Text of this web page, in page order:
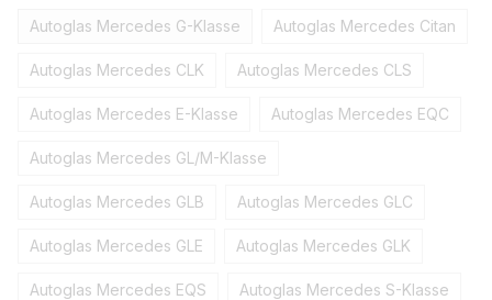
Autoglas Mercedes G-Klasse Autoglas Mercedes Citan
Autoglas Mercedes CLK Autoglas Mercedes CLS
Autoglas Mercedes E-Klasse Autoglas Mercedes EQC
Autoglas Mercedes GL/M-Klasse
Autoglas Mercedes GLB Autoglas Mercedes GLC
Autoglas Mercedes GLE Autoglas Mercedes GLK
Autoglas Mercedes EQS Autoglas Mercedes S-Klasse